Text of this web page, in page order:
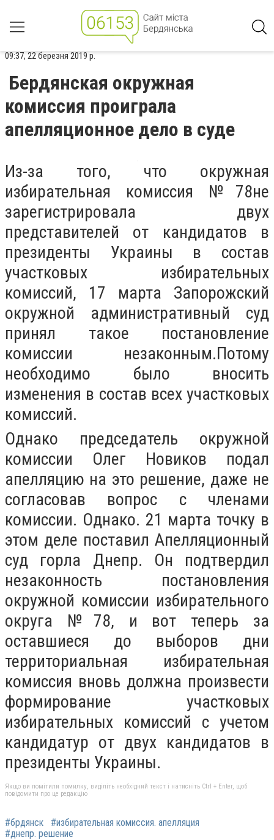
09:37, 22 березня 2019 р.
Бердянская окружная
комиссия проиграла
апелляционное дело в суде
Из-за того, что окружная
избирательная комиссия №78не
зарегистрировала двух
представителей от кандидатов в
президенты Украины в состав
участковых избирательных
комиссий, 17 марта Запорожский
окружной административный суд
принял такое постановление
комиссии незаконным.Потому
необходимо было вносить
изменения в состав всех участковых
комиссий.
Однако председатель окружной
комиссии Олег Новиков подал
апелляцию на это решение, даже не
согласовав вопрос с членами
комиссии. Однако. 21 марта точку в
этом деле поставил Апелляционный
суд горла Днепр. Он подтвердил
незаконность постановления
окружной комиссии избирательного
округа №78, и вот теперь за
оставшиеся до выборов дни
территориальная избирательная
комиссия вновь должна произвести
формирование участковых
избирательных комиссий с учетом
кандидатур от двух кандидатов в
президенты Украины.
Якщо ви помітили помилку, виділіть необхідний текст і натисніть Ctrl + Enter, щоб
повідомити про це редакцію
#брдянск
#избирательная комиссия. апелляция
#днепр. решение